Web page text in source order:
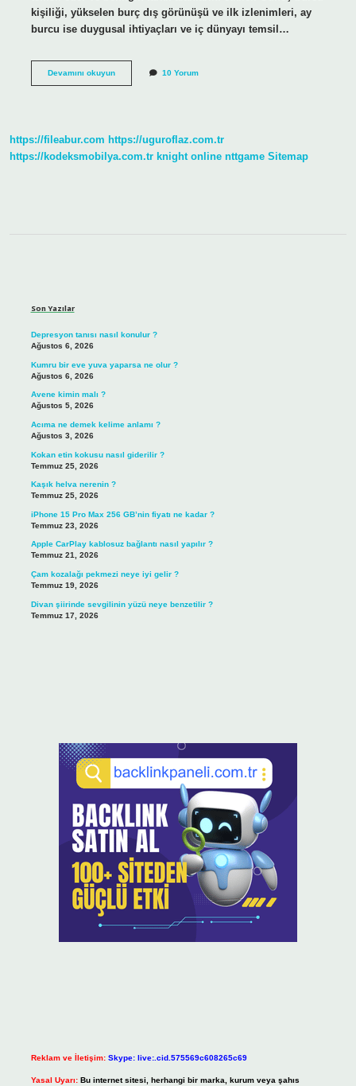
kişiliği, yükselen burç dış görünüşü ve ilk izlenimleri, ay
burcu ise duygusal ihtiyaçları ve iç dünyayı temsil…
Devamını okuyunAy
10 Yorum
https://fileabur.com https://uguroflaz.com.tr
https://kodeksmobilya.com.tr knight online nttgame Sitemap
Son Yazılar
Depresyon tanısı nasıl konulur ?
Ağustos 6, 2026
Kumru bir eve yuva yaparsa ne olur ?
Ağustos 6, 2026
Avene kimin malı ?
Ağustos 5, 2026
Acıma ne demek kelime anlamı ?
Ağustos 3, 2026
Kokan etin kokusu nasıl giderilir ?
Temmuz 25, 2026
Kaşık helva nerenin ?
Temmuz 25, 2026
iPhone 15 Pro Max 256 GB’nin fiyatı ne kadar ?
Temmuz 23, 2026
Apple CarPlay kablosuz bağlantı nasıl yapılır ?
Temmuz 21, 2026
Çam kozalağı pekmezi neye iyi gelir ?
Temmuz 19, 2026
Divan şiirinde sevgilinin yüzü neye benzetilir ?
Temmuz 17, 2026
Reklam ve İletişim: Skype: live:.cid.575569c608265c69
Yasal Uyarı: Bu internet sitesi, herhangi bir marka, kurum veya şahıs